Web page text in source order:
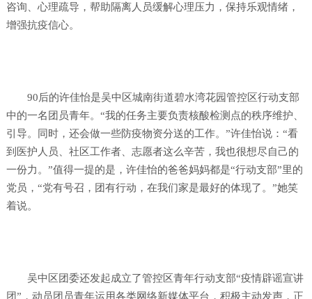
咨询、心理疏导，帮助隔离人员缓解心理压力，保持乐观情绪，
增强抗疫信心。
90后的许佳怡是吴中区城南街道碧水湾花园管控区行动支部
中的一名团员青年。“我的任务主要负责核酸检测点的秩序维护、
引导。同时，还会做一些防疫物资分送的工作。”许佳怡说：“看
到医护人员、社区工作者、志愿者这么辛苦，我也很想尽自己的
一份力。”值得一提的是，许佳怡的爸爸妈妈都是“行动支部”里的
党员，“党有号召，团有行动，在我们家是最好的体现了。”她笑
着说。
吴中区团委还发起成立了管控区青年行动支部“疫情辟谣宣讲
团”，动员团员青年运用各类网络新媒体平台，积极主动发声，正